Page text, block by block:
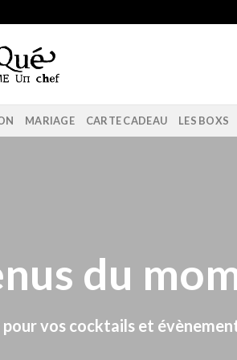
MARIAGE CARTE CADEAU LES BOXS
du
vos cocktails et